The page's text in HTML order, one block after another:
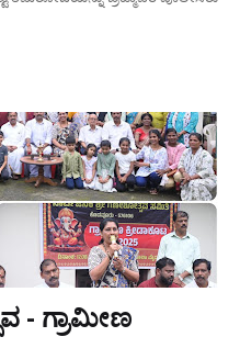
- ಗ್ರಾಮೀಣ